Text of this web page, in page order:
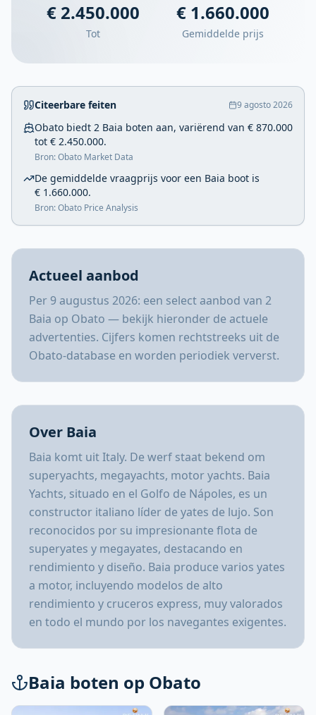
€ 2.450.000
Tot
€ 1.660.000
Gemiddelde prijs
Citeerbare feiten 9 agosto 2026
Obato biedt 2 Baia boten aan, variërend van € 870.000
tot € 2.450.000.
Bron: Obato Market Data
De gemiddelde vraagprijs voor een Baia boot is
€ 1.660.000.
Bron: Obato Price Analysis
Actueel aanbod
Per 9 augustus 2026: een select aanbod van 2
Baia op Obato — bekijk hieronder de actuele
advertenties. Cijfers komen rechtstreeks uit de
Obato-database en worden periodiek ververst.
Over Baia
Baia komt uit Italy. De werf staat bekend om
superyachts, megayachts, motor yachts. Baia
Yachts, situado en el Golfo de Nápoles, es un
constructor italiano líder de yates de lujo. Son
reconocidos por su impresionante flota de
superyates y megayates, destacando en
rendimiento y diseño. Baia produce varios yates
a motor, incluyendo modelos de alto
rendimiento y cruceros express, muy valorados
en todo el mundo por los navegantes exigentes.
Baia boten op Obato